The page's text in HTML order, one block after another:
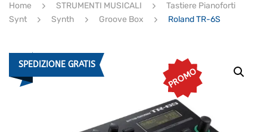
ULTIMI ARRIVI
Home STRUMENTI MUSICALI
Tastiere Pianoforti
Synt
Synth Groove Box Roland TR-6S
SPEDIZIONE GRATIS
PROMO